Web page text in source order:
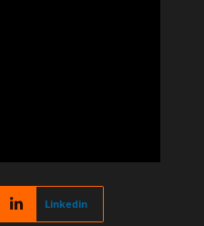
Linkedin